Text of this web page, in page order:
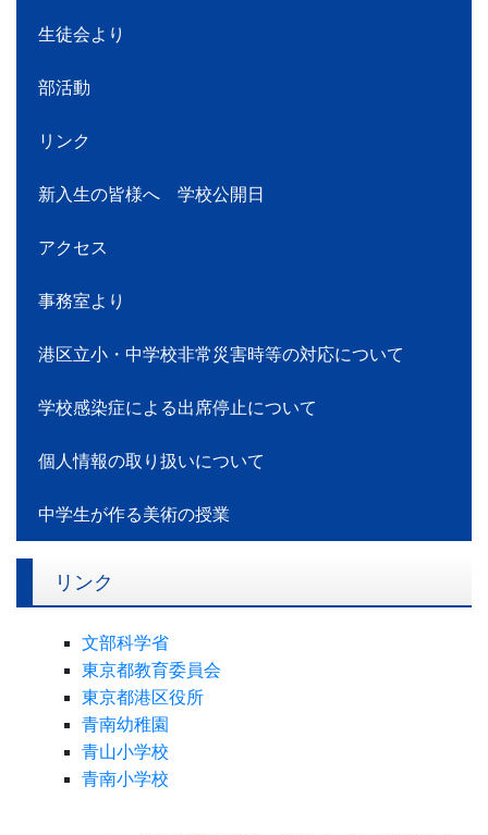
生徒会より
部活動
リンク
新入生の皆様へ 学校公開日
アクセス
事務室より
港区立小・中学校非常災害時等の対応について
学校感染症による出席停止について
個人情報の取り扱いについて
中学生が作る美術の授業
リンク
文部科学省
東京都教育委員会
東京都港区役所
青南幼稚園
青山小学校
青南小学校